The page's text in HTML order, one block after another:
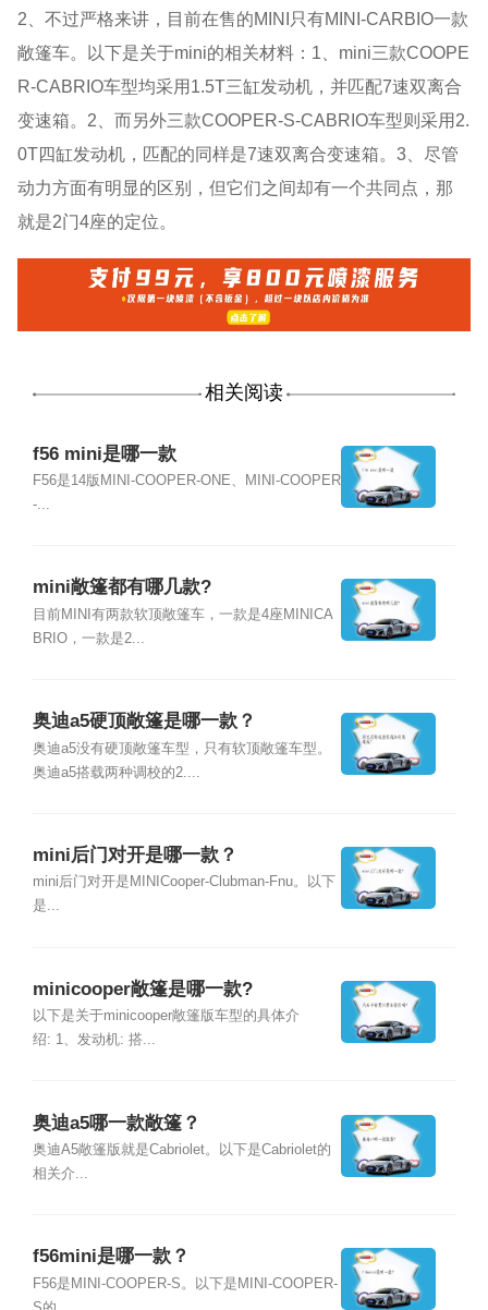
2、不过严格来讲，目前在售的MINI只有MINI-CARBIO一款
敞篷车。以下是关于mini的相关材料：1、mini三款COOPE
R-CABRIO车型均采用1.5T三缸发动机，并匹配7速双离合
变速箱。2、而另外三款COOPER-S-CABRIO车型则采用2.
0T四缸发动机，匹配的同样是7速双离合变速箱。3、尽管
动力方面有明显的区别，但它们之间却有一个共同点，那
就是2门4座的定位。
相关阅读
f56 mini是哪一款
F56是14版MINI-COOPER-ONE、MINI-COOPER
-...
mini敞篷都有哪几款?
目前MINI有两款软顶敞篷车，一款是4座MINICA
BRIO，一款是2...
奥迪a5硬顶敞篷是哪一款？
奥迪a5没有硬顶敞篷车型，只有软顶敞篷车型。
奥迪a5搭载两种调校的2....
mini后门对开是哪一款？
mini后门对开是MINICooper-Clubman-Fnu。以下
是...
minicooper敞篷是哪一款?
以下是关于minicooper敞篷版车型的具体介
绍: 1、发动机: 搭...
奥迪a5哪一款敞篷？
奥迪A5敞篷版就是Cabriolet。以下是Cabriolet的
相关介...
f56mini是哪一款？
F56是MINI-COOPER-S。以下是MINI-COOPER-